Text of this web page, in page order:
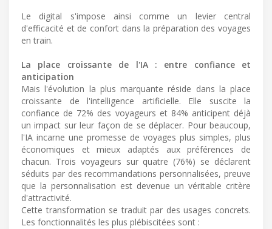
Le digital s'impose ainsi comme un levier central
d'efficacité et de confort dans la préparation des voyages
en train.
La place croissante de l'IA : entre confiance et
anticipation
Mais l'évolution la plus marquante réside dans la place
croissante de l'intelligence artificielle. Elle suscite la
confiance de 72% des voyageurs et 84% anticipent déjà
un impact sur leur façon de se déplacer. Pour beaucoup,
l'IA incarne une promesse de voyages plus simples, plus
économiques et mieux adaptés aux préférences de
chacun. Trois voyageurs sur quatre (76%) se déclarent
séduits par des recommandations personnalisées, preuve
que la personnalisation est devenue un véritable critère
d'attractivité.
Cette transformation se traduit par des usages concrets.
Les fonctionnalités les plus plébiscitées sont :